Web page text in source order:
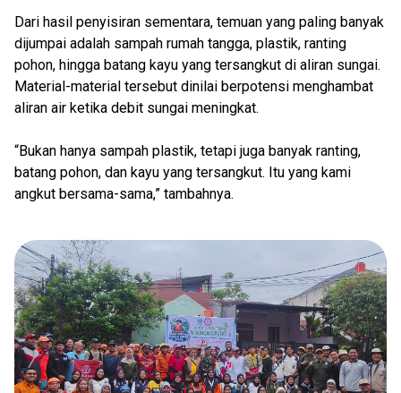
Dari hasil penyisiran sementara, temuan yang paling banyak
dijumpai adalah sampah rumah tangga, plastik, ranting
pohon, hingga batang kayu yang tersangkut di aliran sungai.
Material-material tersebut dinilai berpotensi menghambat
aliran air ketika debit sungai meningkat.
“Bukan hanya sampah plastik, tetapi juga banyak ranting,
batang pohon, dan kayu yang tersangkut. Itu yang kami
angkut bersama-sama,” tambahnya.